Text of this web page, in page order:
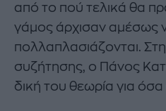
από το πού τελικά θα
γάμος άρχισαν αμέσως
πολλαπλασιάζονται.
συζήτησης, ο Πάνος
δική του θεωρία για